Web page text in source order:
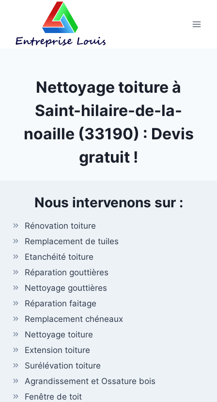
Nettoyage toiture à
Saint-hilaire-de-la-
noaille (33190) : Devis
gratuit !
Nous intervenons sur :
Rénovation toiture
Remplacement de tuiles
Etanchéité toiture
Réparation gouttières
Nettoyage gouttières
Réparation faitage
Remplacement chéneaux
Nettoyage toiture
Extension toiture
Surélévation toiture
Agrandissement et Ossature bois
Fenêtre de toit